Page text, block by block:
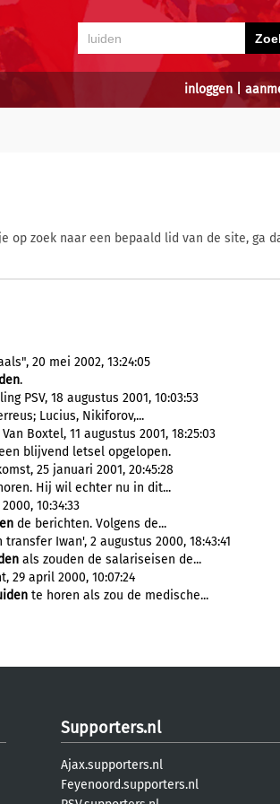
inloggen|
op zoek naar een bepaald lid van de site, ga
20 mei 2002, 13:24:05
.
PSV, 18 augustus 2001, 10:03:53
Lucius, Nikiforov,...
Boxtel, 11 augustus 2001, 18:25:03
blijvend letsel opgelopen.
25 januari 2001, 20:45:28
Hij wil echter nu in dit...
10:34:33
de berichten. Volgens de...
Iwan', 2 augustus 2000, 18:43:41
als zouden de salariseisen de...
29 april 2000, 10:07:24
te horen als zou de medische...
Supporters.nl
Ajax.supporters.nl
Feyenoord.supporters.nl